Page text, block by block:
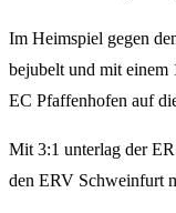
Im Heimspiel gegen
bejubelt und mit einem
EC Pfaffenhofen auf
Mit 3:1 unterlag der
den ERV Schweinfurt